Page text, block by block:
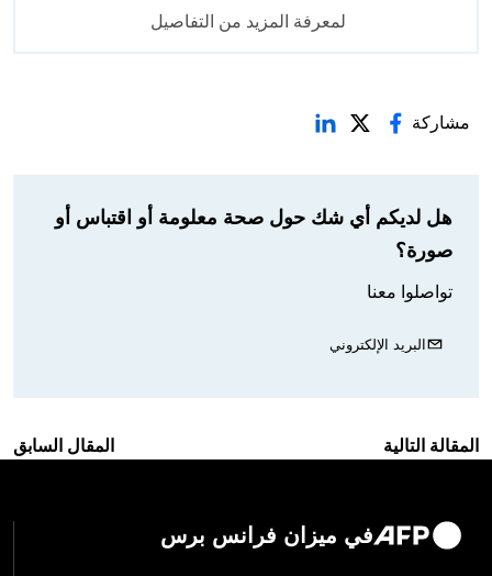
لمعرفة المزيد من التفاصيل
مشاركة
هل لديكم أي شك حول صحة معلومة أو اقتباس أو
صورة؟
تواصلوا معنا
البريد الإلكتروني
المقالة التالية المقال السابق
في ميزان فرانس برس